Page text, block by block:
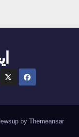
by Themeansar